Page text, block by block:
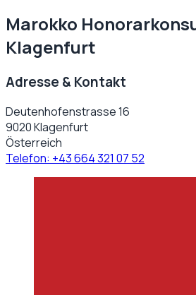
Marokko
Klagenfurt
Adresse & Kontakt
Deutenhofenstrasse 16
9020 Klagenfurt
Österreich
Telefon: +43 664 321 07 52